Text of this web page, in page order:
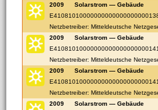
2009
Solarstrom — Gebäude
Netzbetreiber: Mitteldeutsche
2009
Solarstrom — Gebäude
Netzbetreiber: Mitteldeutsche
2009
Solarstrom — Gebäude
Netzbetreiber: Mitteldeutsche
2009
Solarstrom — Gebäude